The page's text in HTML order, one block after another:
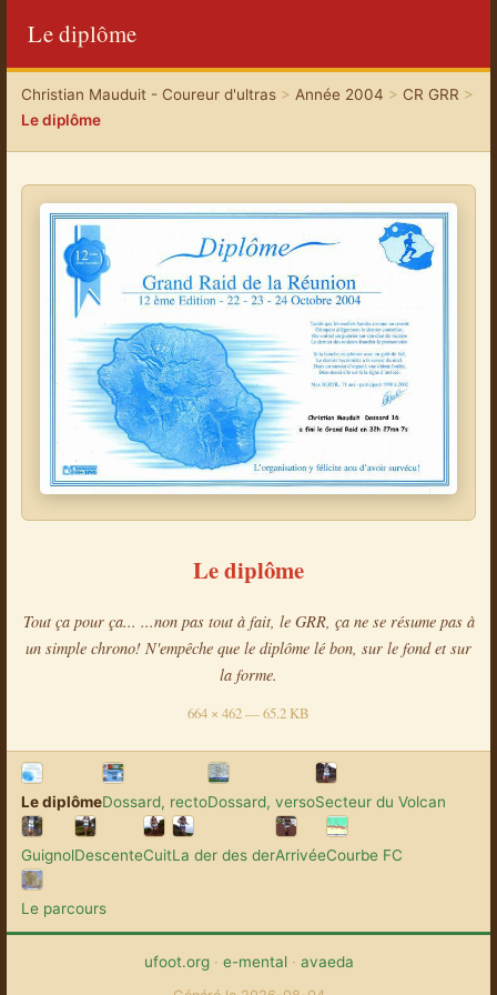
Le diplôme
Christian Mauduit - Coureur d'ultras> Année 2004 > CR GRR >
Le diplôme
Le diplôme
Tout ça pour ça... ...non pas tout à fait, le GRR, ça ne se résume pas à
un simple chrono! N'empêche que le diplôme lé bon, sur le fond et sur
la forme.
664 × 462 — 65.2 KB
Le diplômeDossard, rectoDossard, versoSecteur du Volcan
GuignolDescenteCuitLa der des derArrivéeCourbe FC
Le parcours
ufoot.org· e-mental· avaeda